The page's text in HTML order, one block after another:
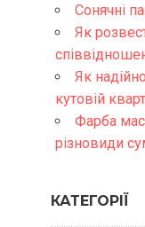
Сонячні
Як
Як
кутовій
Фарба
різновиди
КАТЕГОРІЇ